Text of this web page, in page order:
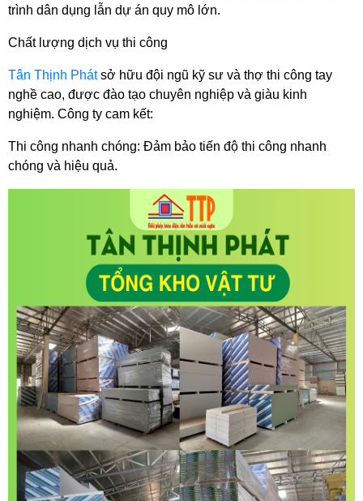
trình dân dụng lẫn dự án quy mô lớn.
Chất lượng dịch vụ thi công
Tân Thịnh Phát sở hữu đội ngũ kỹ sư và thợ thi công tay
nghề cao, được đào tạo chuyên nghiệp và giàu kinh
nghiệm. Công ty cam kết:
Thi công nhanh chóng: Đảm bảo tiến độ thi công nhanh
chóng và hiệu quả.